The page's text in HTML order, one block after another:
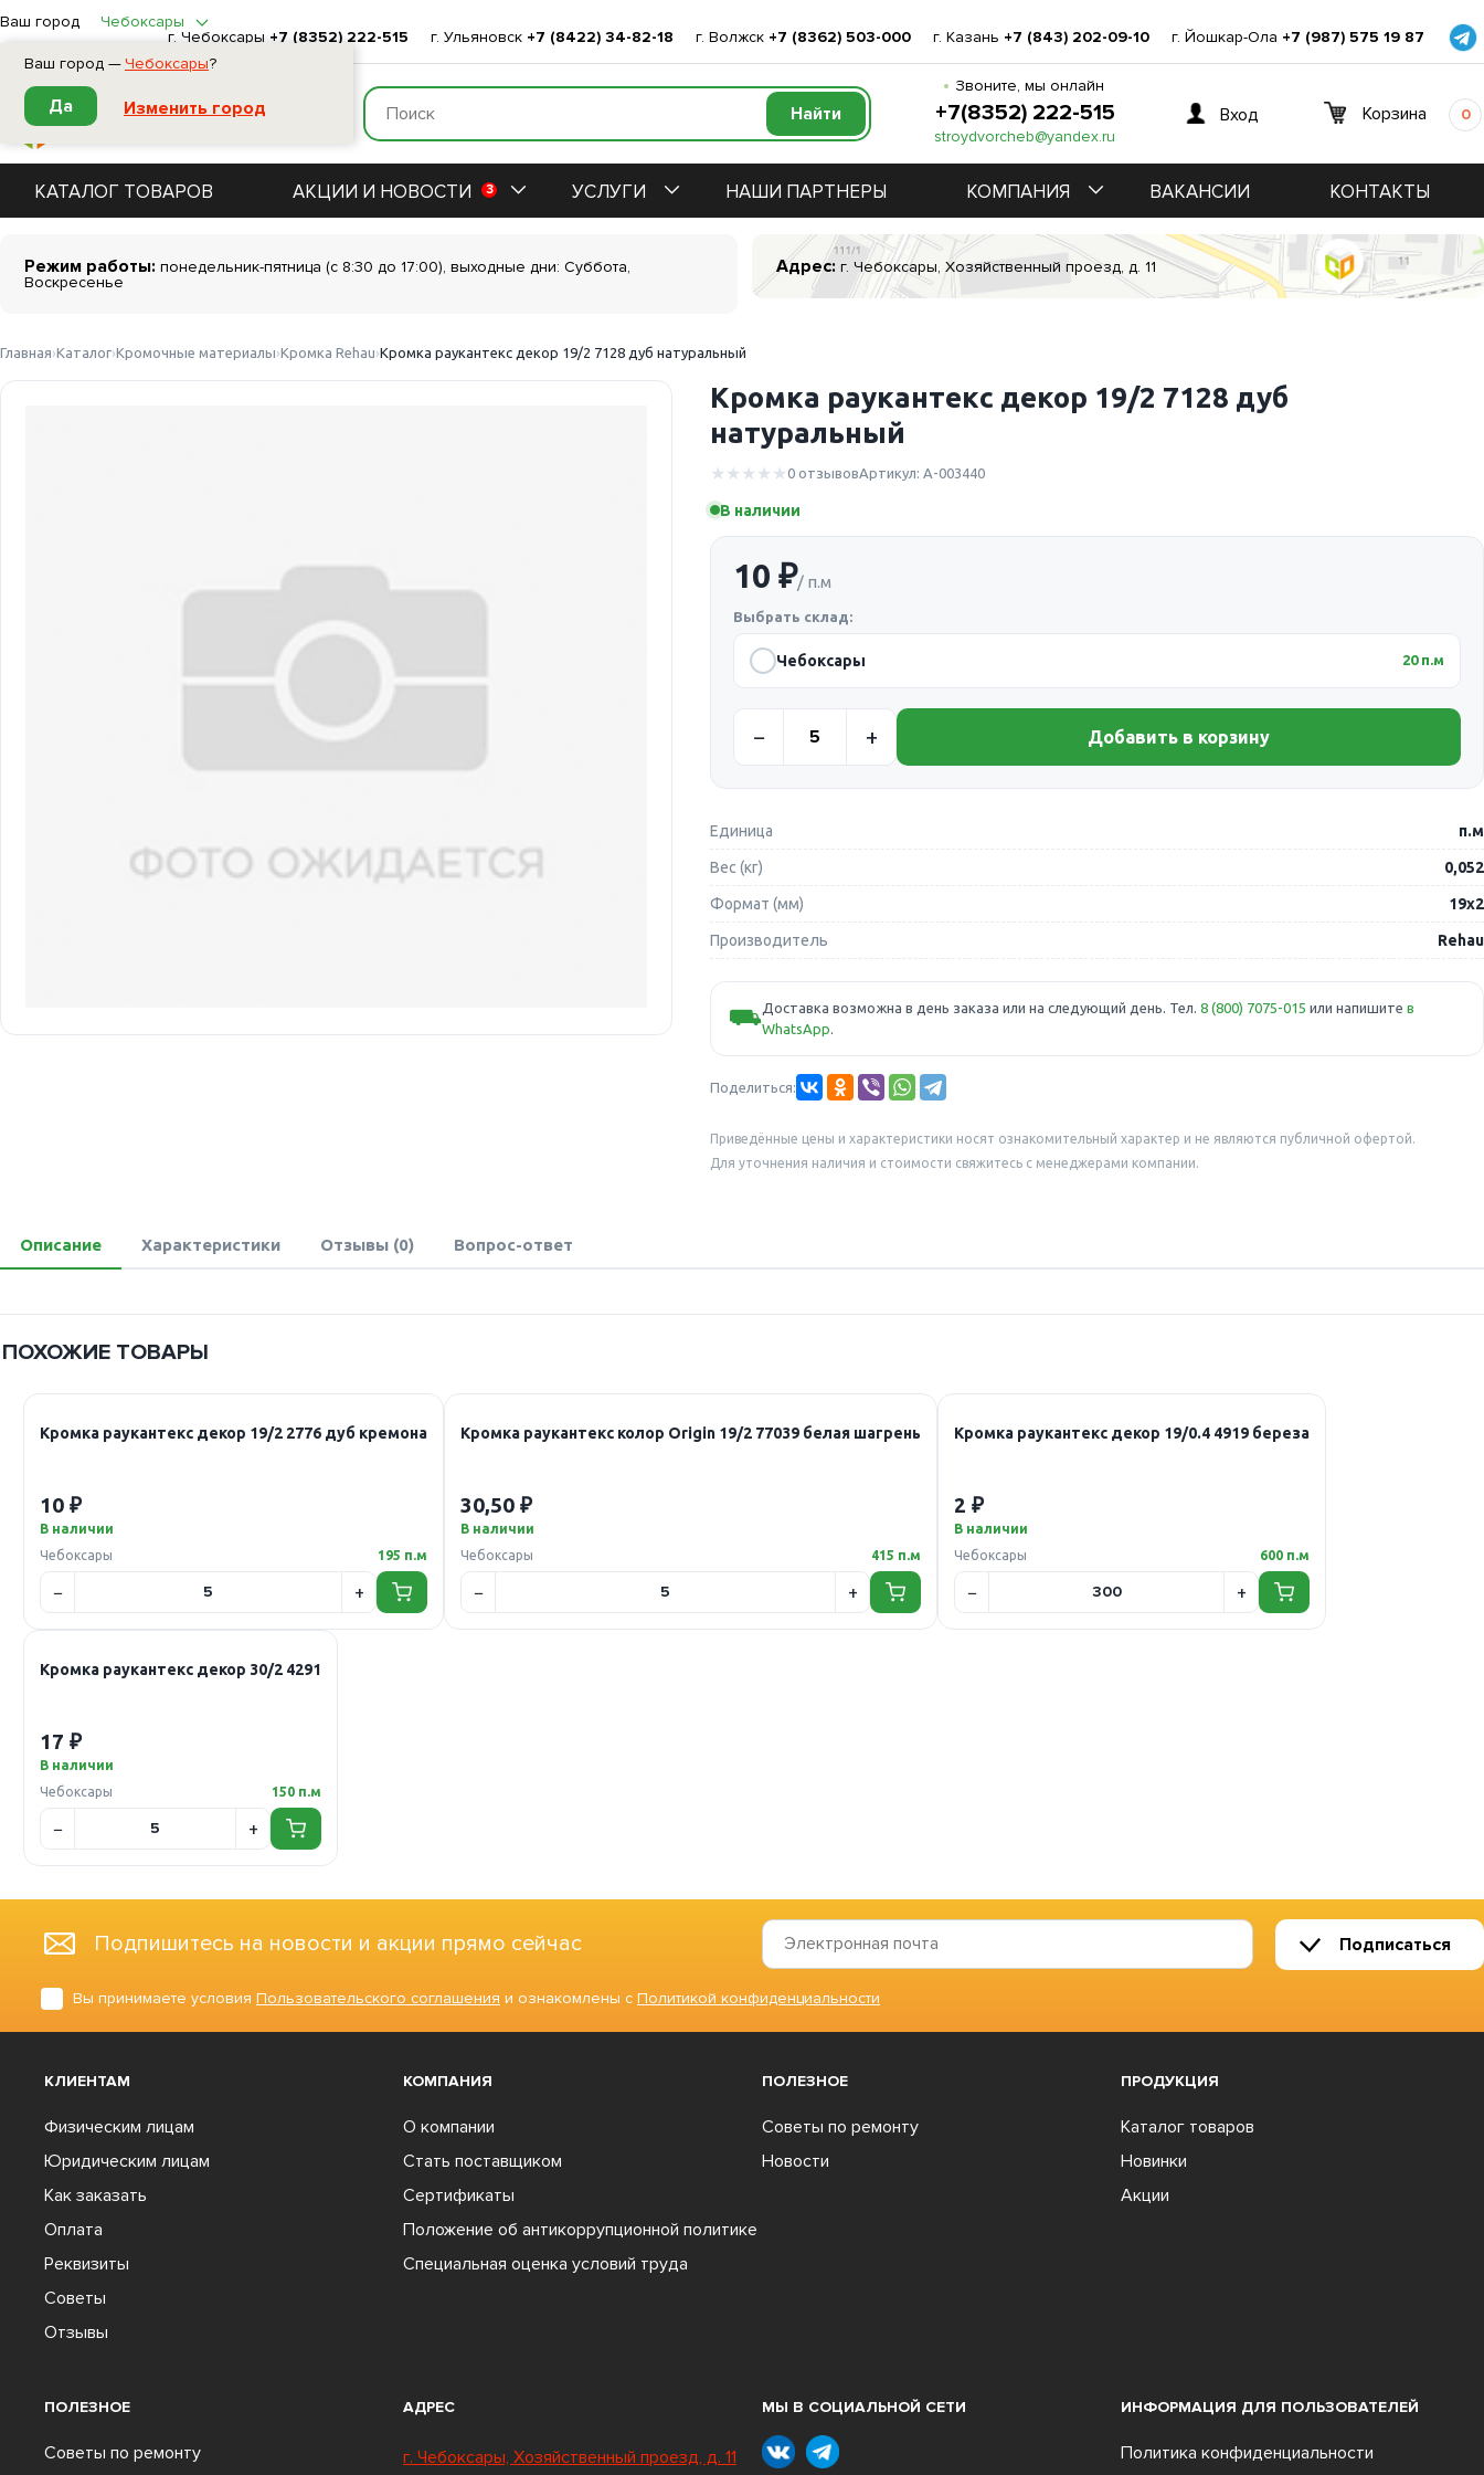
Ваш город —Чебоксары?
Да Изменить город
Ваш город
Чебоксары
г. Чебоксары +7 (8352) 222-515 г. Ульяновск +7 (8422) 34-82-18 г. Волжск +7 (8362) 503-000 г. Казань +7 (843) 202-09-10 г. Йошкар-Ола +7 (987) 575 19 87
Звоните, мы онлайн
+7(8352) 222-515
stroydvorcheb@yandex.ru
Вход Корзина 0
КАТАЛОГ ТОВАРОВ АКЦИИ И НОВОСТИ 3 УСЛУГИ НАШИ ПАРТНЕРЫ КОМПАНИЯ ВАКАНСИИ КОНТАКТЫ
Режим работы: понедельник-пятница (с 8:30 до 17:00), выходные дни: Суббота,
Воскресенье
Адрес: г. Чебоксары, Хозяйственный проезд, д. 11
Главная Каталог Кромочные материалы Кромка Rehau Кромка раукантекс декор 19/2 7128 дуб натуральный
Кромка раукантекс декор 19/2 7128 дуб
натуральный
0 отзывовАртикул: А-003440
В наличии
10 ₽/ п.м
Выбрать склад:
Чебоксары 20 п.м
Добавить в корзину
Единица п.м
Вес (кг) 0,052
Формат (мм) 19х2
Производитель Rehau
⛟Доставка возможна в день заказа или на следующий день. Тел.8 (800) 7075-015 или напишитев
WhatsApp
Поделиться:
Приведённые цены и характеристики носят ознакомительный характер и не являются публичной офертой.
Для уточнения наличия и стоимости свяжитесь с менеджерами компании.
Описание Характеристики Отзывы (0) Вопрос-ответ
ПОХОЖИЕ ТОВАРЫ
Кромка раукантекс декор 19/2 2776 дуб кремона
10 ₽
В наличии
Чебоксары
195 п.м
Кромка раукантекс колор Origin 19/2 77039 белая шагрень
30,50 ₽
В наличии
Чебоксары
415 п.м
Кромка раукантекс декор 19/0.4 4919 береза
2 ₽
В наличии
Чебоксары
600 п.м
Кромка раукантекс декор 30/2 4291
17 ₽
В наличии
Чебоксары
150 п.м
Подпишитесь на новости и акции прямо сейчас Подписаться
Вы принимаете условия Пользовательского соглашения и ознакомлены с Политикой конфиденциальности
КЛИЕНТАМ
Физическим лицам
Юридическим лицам
Как заказать
Оплата
Реквизиты
Советы
Отзывы
КОМПАНИЯ
О компании
Стать поставщиком
Сертификаты
Положение об антикоррупционной политике
Специальная оценка условий труда
ПОЛЕЗНОЕ
Советы по ремонту
Новости
ПРОДУКЦИЯ
Каталог товаров
Новинки
Акции
ПОЛЕЗНОЕ
Советы по ремонту
АДРЕС
г. Чебоксары, Хозяйственный проезд, д. 11
МЫ В СОЦИАЛЬНОЙ СЕТИ ИНФОРМАЦИЯ ДЛЯ ПОЛЬЗОВАТЕЛЕЙ
Политика конфиденциальности